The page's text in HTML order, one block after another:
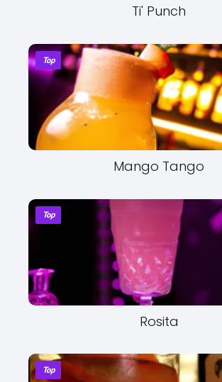
Ti' Punch
Top
Mango Tango
Top
Rosita
Top